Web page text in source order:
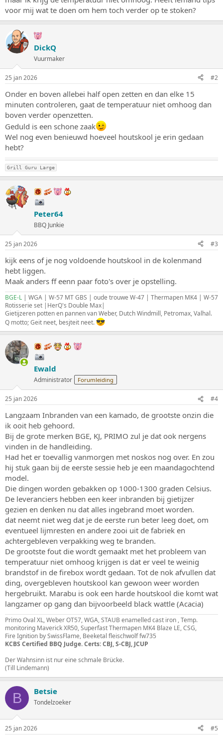
voor mij wat te doen om hem toch verder op te stoken?
DickQ
Vuurmaker
25 jan 2026 #2
Onder en boven allebei half open zetten en dan elke 15
minuten controleren, gaat de temperatuur niet omhoog dan
boven verder openzetten.
Geduld is een schone zaak
Wel nog even benieuwd hoeveel houtskool je erin gedaan
hebt?
Grill Guru Large
Peter64
BBQ Junkie
25 jan 2026 #3
kijk eens of je nog voldoende houtskool in de kolenmand
hebt liggen.
Maak anders ff eenn paar foto's over je opstelling.
BGE-L | WGA | W-57 MT GBS | oude trouwe W-47 | Thermapen MK4 | W-57
Rotisserie set |HerQ's Double Max|
Gietijzeren potten en pannen van Weber, Dutch Windmill, Petromax, Valhal.
Q motto; Geit neet, besjteit neet.
Ewald
Administrator Forumleiding
25 jan 2026 #4
Langzaam Inbranden van een kamado, de grootste onzin die
ik ooit heb gehoord.
Bij de grote merken BGE, KJ, PRIMO zul je dat ook nergens
vinden in de handleiding.
Had het er toevallig vanmorgen met noskos nog over. En zou
hij stuk gaan bij de eerste sessie heb je een maandagochtend
model.
Die dingen worden gebakken op 1000-1300 graden Celsius.
De leveranciers hebben een keer inbranden bij gietijzer
gezien en denken nu dat alles ingebrand moet worden.
dat neemt niet weg dat je de eerste run beter leeg doet, om
eventueel lijmresten en andere zooi uit de fabriek en
achtergebleven verpakking weg te branden.
De grootste fout die wordt gemaakt met het probleem van
temperatuur niet omhoog krijgen is dat er veel te weinig
brandstof in de firebox wordt gedaan. Tot de nok afvullen dat
ding, overgebleven houtskool kan gewoon weer worden
hergebruikt. Marabu is ook een harde houtskool die komt wat
langzamer op gang dan bijvoorbeeld black wattle (Acacia)
Primo Oval XL, Weber OT57, WGA, STAUB enamelled cast iron , Temp.
monitoring Maverick XR50, Superfast Thermapen MK4 Blaze LE, CSG,
Fire Ignition by SwissFlame, Beeketal fleischwolf fw735
KCBS Certified BBQ Judge. Certs: CBJ, S-CBJ, JCUP
Der Wahnsinn ist nur eine schmale Brücke.
(Till Lindemann)
B Betsie
Tondelzoeker
25 jan 2026 #5